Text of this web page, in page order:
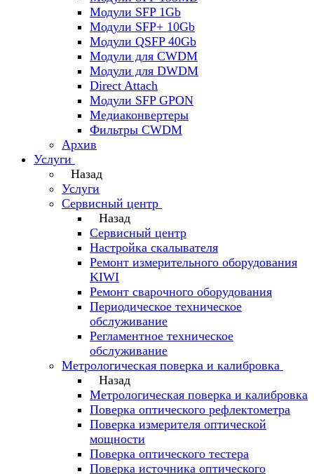
Модули SFP 1Gb
Модули SFP+ 10Gb
Модули QSFP 40Gb
Модули для CWDM
Модули для DWDM
Direct Attach
Модули SFP GPON
Медиаконвертеры
Фильтры CWDM
Архив
Услуги
Назад
Услуги
Сервисный центр
Назад
Сервисный центр
Настройка скалывателя
Ремонт измерительного оборудования
KIWI
Ремонт сварочного оборудования
Периодическое техническое
обслуживание
Регламентное техническое
обслуживание
Метрологическая поверка и калибровка
Назад
Метрологическая поверка и калибровка
Поверка оптического рефлектометра
Поверка измерителя оптической
мощности
Поверка оптического тестера
Поверка источника оптического